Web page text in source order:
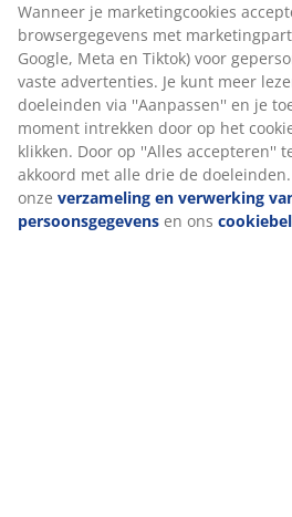
Wanneer je marketingcookies
browsergegevens met
Google, Meta en Tiktok) voor
vaste advertenties. Je kunt meer
doeleinden via ''Aanpassen'' en je
moment intrekken door op het
klikken. Door op ''Alles accepteren''
akkoord met alle drie de
onze verzameling en verwerking
persoonsgegevens en ons